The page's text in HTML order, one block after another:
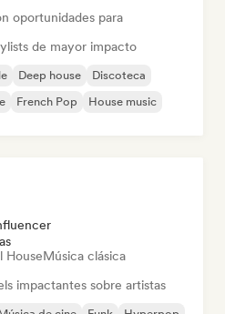
oportunidades para
de mayor impacto
Deep house
Discoteca
French Pop House music
HouseMúsica clásica
impactantes sobre artistas